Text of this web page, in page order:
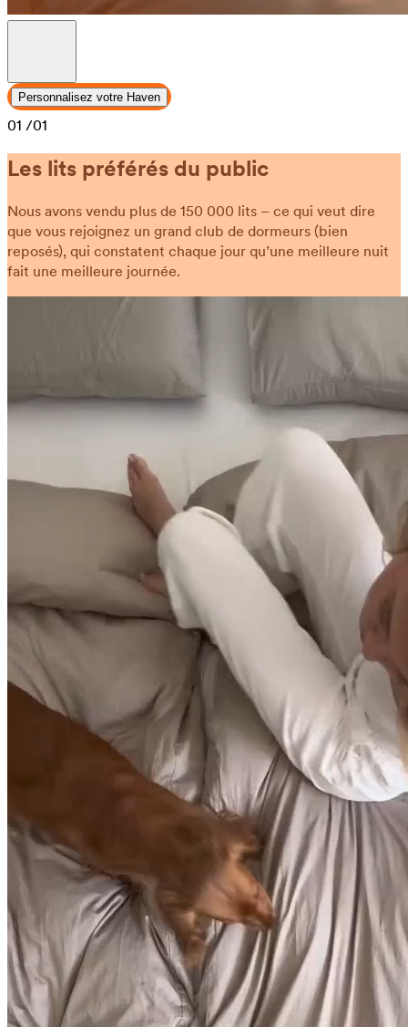
Personnalisez votre Haven
01 /01
Les lits préférés du public
Nous avons vendu plus de 150 000 lits – ce qui veut dire
que vous rejoignez un grand club de dormeurs (bien
reposés), qui constatent chaque jour qu’une meilleure nuit
fait une meilleure journée.